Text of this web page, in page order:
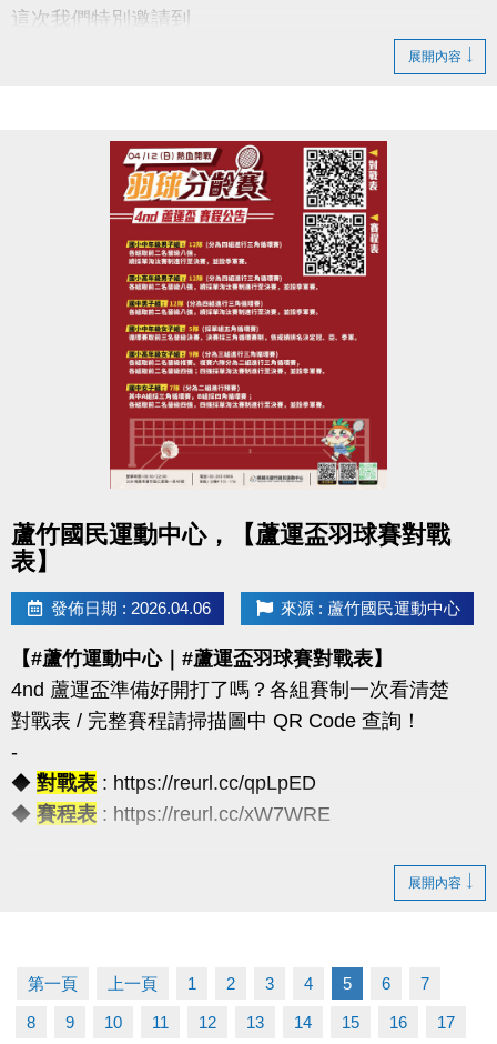
這次我們特別邀請到
帶你一起：
◎ 認識「自我覺察」的重要性
◎ 學會辨識情緒與內在需求
◎ 練習簡單實用的覺察技巧
◎ 提升面對壓力與關係的能力
◆時間｜4/22 (三) 早上 10:00－12:00
◆地點｜蘆竹國民運動中心 3樓社區教室
◆洽詢專線｜03-2639066 #106
◆公益免費講座・限額30位
◆掃描 QR Code 填表報名，馬上卡位
◆報名連結：https://forms.gle/JoHWjJ3ikHMRFTwcA
展開內容
蘆竹國民運動中心，【蘆運盃羽球賽對戰
表】
發佈日期 : 2026.04.06 來源 : 蘆竹國民運動中心
【#蘆竹運動中心｜#蘆運盃羽球賽對戰表】
4nd 蘆運盃準備好開打了嗎？各組賽制一次看清楚
對戰表 / 完整賽程請掃描圖中 QR Code 查詢！
-
◆ 對戰表 : https://reurl.cc/qpLpED
◆ 賽程表 : https://reurl.cc/xW7WRE
（一）報名請攜帶學生證為憑，不可降級參加。
（三）超過比賽時間 3 分鐘未出賽者，以棄權論（以
大會掛鐘為準）。
展開內容
第一頁 上一頁 1 2 3 4 5 6 7
8 9 10 11 12 13 14 15 16 17